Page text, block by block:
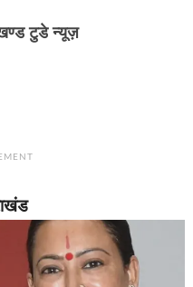
टुडे न्यूज़